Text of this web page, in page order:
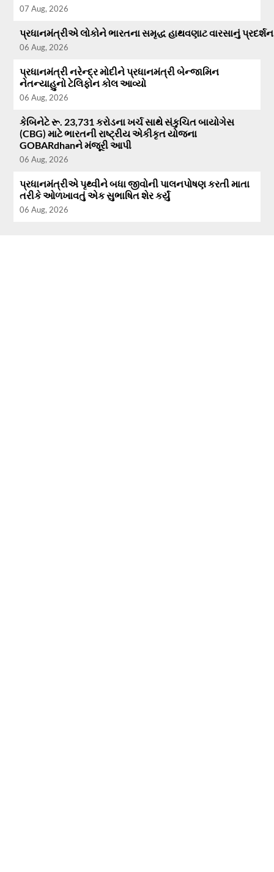
07 Aug, 2026
પ્રધાનમંત્રીએ લોકોને ભારતના સમૃદ્ધ હાથવણાટ વારસાનું
06 Aug, 2026
પ્રધાનમંત્રી નરેન્દ્ર મોદીને પ્રધાનમંત્રી બેન્જામિન
નેતન્યાહુનો ટેલિફોન કોલ આવ્યો
06 Aug, 2026
કેબિનેટે રૂ. 23,731 કરોડના ખર્ચ સાથે સંકુચિત બાયોગેસ
(CBG) માટે ભારતની રાષ્ટ્રીય એકીકૃત યોજના
GOBARdhanને મંજૂરી આપી
06 Aug, 2026
પ્રધાનમંત્રીએ પૃથ્વીને બધા જીવોની પાલનપોષણ કરતી માતા
તરીકે ઓળખાવતું એક સુભાષિત શેર કર્યું
06 Aug, 2026